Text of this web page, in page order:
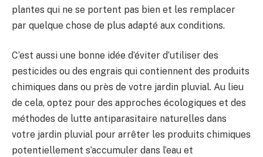
plantes qui ne se portent pas bien et les remplacer
par quelque chose de plus adapté aux conditions.
C’est aussi une bonne idée d’éviter d’utiliser des
pesticides ou des engrais qui contiennent des produits
chimiques dans ou près de votre jardin pluvial. Au lieu
de cela, optez pour des approches écologiques et des
méthodes de lutte antiparasitaire naturelles dans
votre jardin pluvial pour arrêter les produits chimiques
potentiellement s’accumuler dans l’eau et